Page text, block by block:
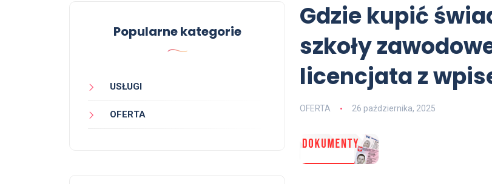
Gdzie kupić
szkoły
licencjata z
OFERTA 26 października, 2025
Popularne kategorie
USŁUGI
OFERTA